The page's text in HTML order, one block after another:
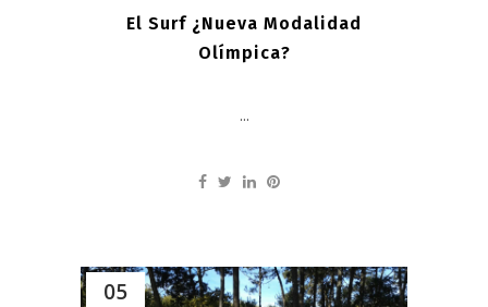
El Surf ¿nueva Modalidad
Olímpica?
...
05